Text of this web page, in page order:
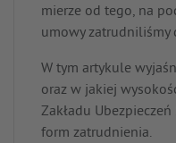
mierze od tego, na
umowy zatrudniliśmy
W tym artykule
oraz w jakiej
Zakładu
form zatrudnienia.